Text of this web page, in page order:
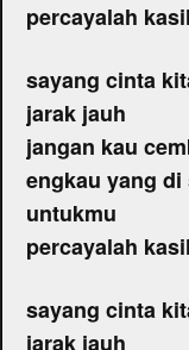
percayalah
sayang cinta
jarak jauh
jangan kau
engkau yang
untukmu
percayalah
sayang cinta
jarak jauh